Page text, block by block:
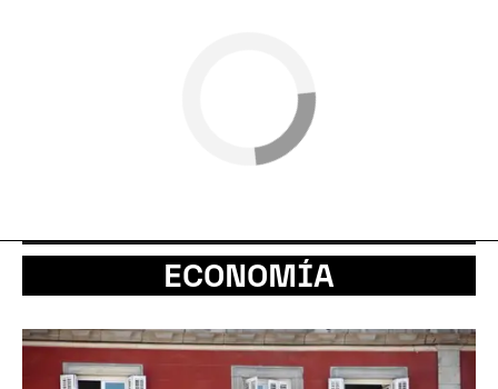
ECONOMÍA